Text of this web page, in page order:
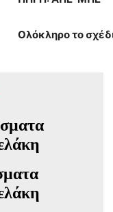
Ολόκληρο το